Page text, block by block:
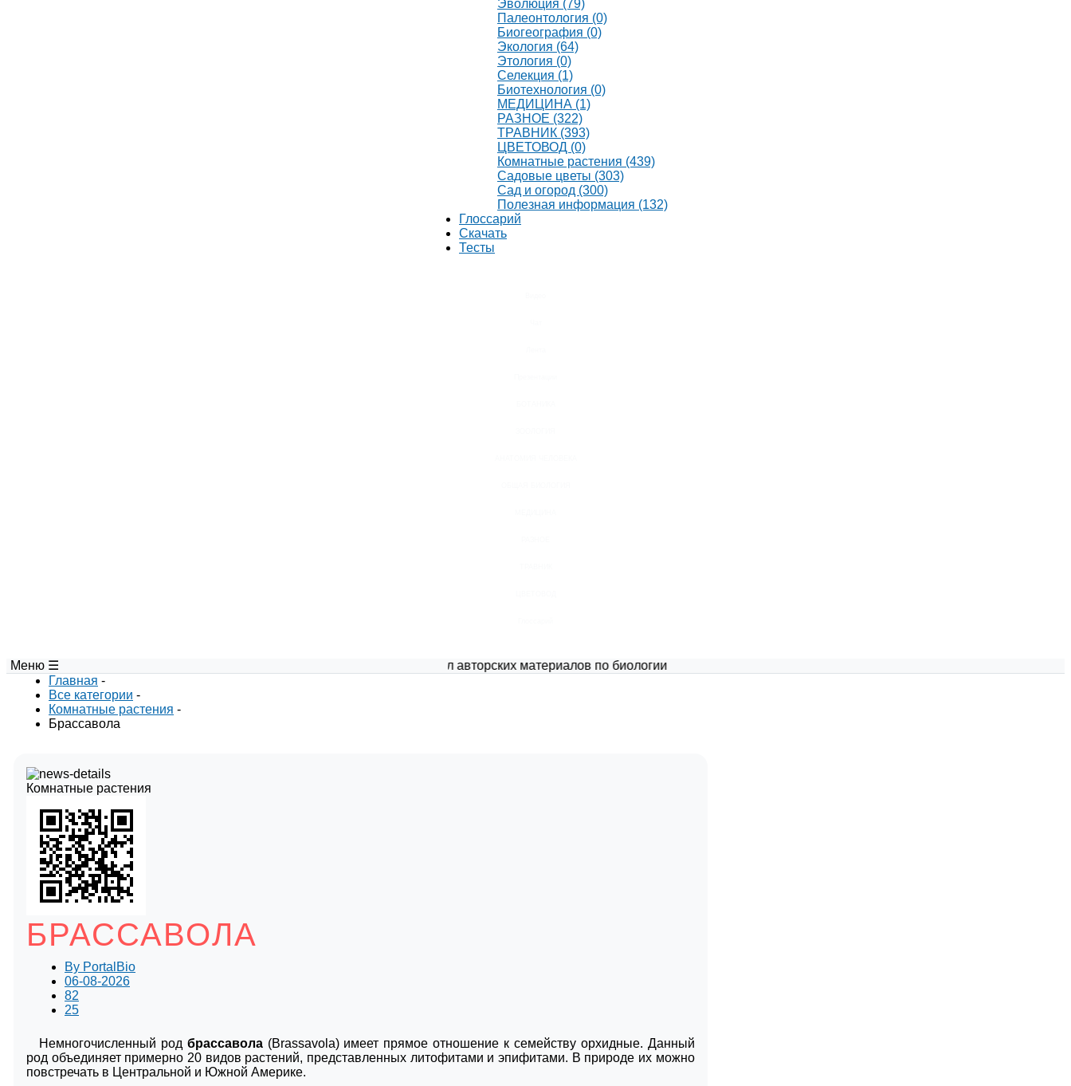
Эволюция (79)
Палеонтология (0)
Биогеография (0)
Экология (64)
Этология (0)
Селекция (1)
Биотехнология (0)
МЕДИЦИНА (1)
РАЗНОЕ (322)
ТРАВНИК (393)
ЦВЕТОВОД (0)
Комнатные растения (439)
Садовые цветы (303)
Сад и огород (300)
Полезная информация (132)
Глоссарий
Скачать
Тесты
Меню ☰
Портал авторских материалов по биологии
Главная -
Все категории -
Комнатные растения -
Брассавола
Комнатные растения
БРАССАВОЛА
By PortalBio
06-08-2026
82
25
Немногочисленный род брассавола(Brassavola) имеет прямое отношение к семейству орхидные. Данный
род объединяет примерно 20 видов растений, представленных литофитами и эпифитами. В природе их можно
повстречать в Центральной и Южной Америке.